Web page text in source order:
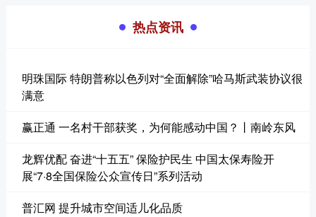
热点资讯
明珠国际 特朗普称以色列对“全面解除”哈马斯武装协议很
满意
赢正通 一名村干部获奖，为何能感动中国？丨南岭东风
龙辉优配 奋进“十五五” 保险护民生 中国太保寿险开
展“7·8全国保险公众宣传日”系列活动
普汇网 提升城市空间适儿化品质